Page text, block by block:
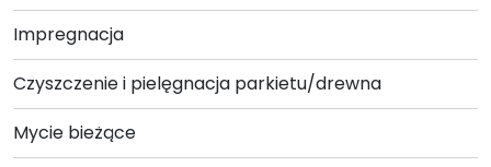
Impregnacja
Czyszczenie i pielęgnacja parkietu/drewna
Mycie bieżące